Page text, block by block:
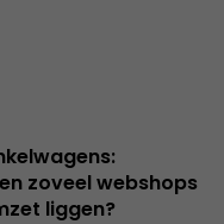
zoveel webshops
liggen?